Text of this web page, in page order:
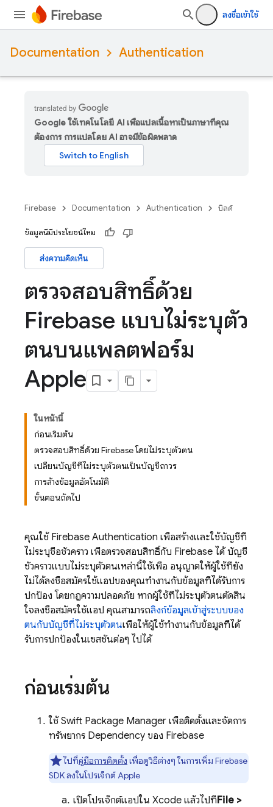
ลงชื่อเข้าใช้
Documentation Authentication
Google ใช้เทคโนโลยี AI เพื่อแปลเนื้อหาเป็นภาษาที่คุณ
ต้องการ การแปลโดย AI อาจมีข้อผิดพลาด
Firebase Documentation Authentication บิลด์
ข้อมูลนี้มีประโยชน์ไหม
ส่งความคิดเห็น
ตรวจสอบสิทธิ์ด้วย
Firebase แบบไม่ระบุตัว
ตนบนแพลตฟอร์ม
Apple
ในหน้านี้
ก่อนเริ่มต้น
ตรวจสอบสิทธิ์ด้วย Firebase โดยไม่ระบุตัวตน
เปลี่ยนบัญชีที่ไม่ระบุตัวตนเป็นบัญชีถาวร
การล้างข้อมูลอัตโนมัติ
ขั้นตอนถัดไป
คุณใช้ Firebase Authentication เพื่อสร้างและใช้บัญชีที่
ไม่ระบุชื่อชั่วคราว เพื่อตรวจสอบสิทธิ์กับ Firebase ได้ บัญชี
ชั่วคราวแบบไม่ระบุตัวตนเหล่านี้ใช้เพื่อ อนุญาตให้ผู้ใช้ที่ยัง
ไม่ได้ลงชื่อสมัครใช้แอปของคุณทำงานกับข้อมูลที่ได้รับการ
ปกป้อง โดยกฎความปลอดภัย หากผู้ใช้ที่ไม่ระบุตัวตนตัดสิน
ใจลงชื่อสมัครใช้แอป คุณสามารถลิงก์ข้อมูลเข้าสู่ระบบของ
ตนกับบัญชีที่ไม่ระบุตัวตนเพื่อให้ผู้ใช้ทำงานกับข้อมูลที่ได้
รับการปกป้องในเซสชันต่อๆ ไปได้
ก่อนเริ่มต้น
ใช้ Swift Package Manager เพื่อติดตั้งและจัดการ
ทรัพยากร Dependency ของ Firebase
ไปที่คู่มือการติดตั้ง เพื่อดูวิธีต่างๆ ในการเพิ่ม Firebase
SDK ลงในโปรเจ็กต์ Apple
เปิดโปรเจ็กต์แอปใน Xcode แล้วไปที่File >